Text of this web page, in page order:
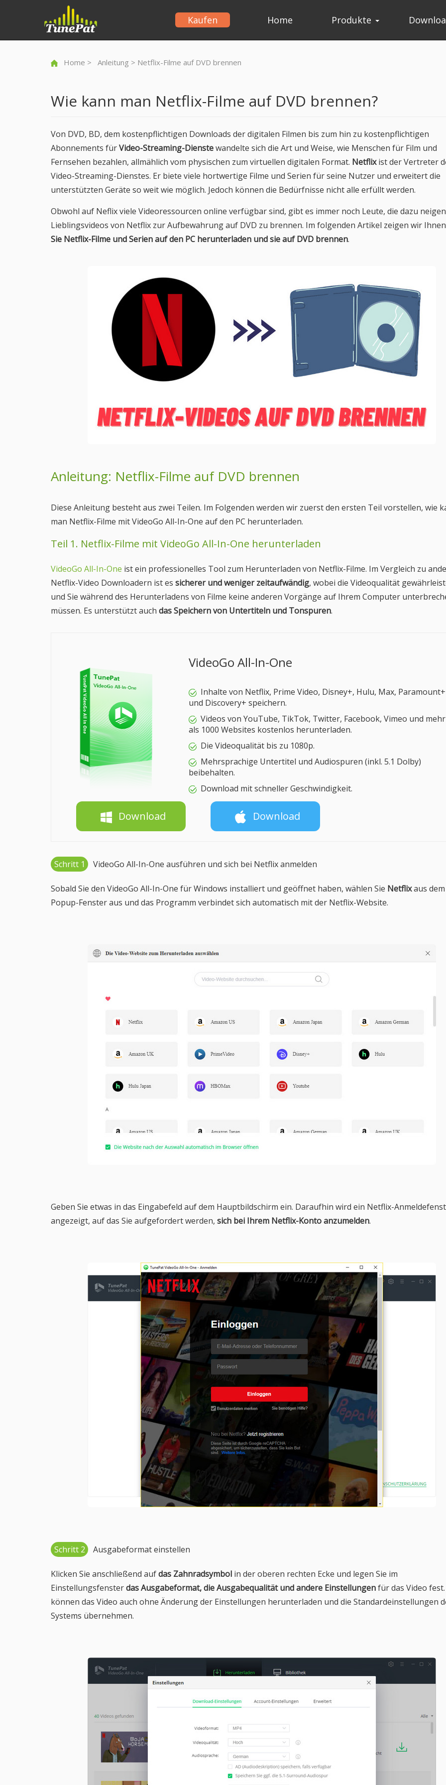
Kaufen Home Produkte
Home > Anleitung > Netflix-Filme auf DVD brennen
Wie kann man Netflix-Filme auf DVD brennen?
Von DVD, BD, dem kostenpflichtigen Downloads der digitalen Filmen bis zum hin zu kostenpflichtigen
Abonnements fürVideo-Streaming-Dienstewandelte sich die Art und Weise, wie Menschen für Film und
Fernsehen bezahlen, allmählich vom physischen zum virtuellen digitalen Format. Netflixist der Vertreter
Video-Streaming-Dienstes. Er biete viele hortwertige Filme und Serien für seine Nutzer und erweitert die
unterstützten Geräte so weit wie möglich. Jedoch können die Bedürfnisse nicht alle erfüllt werden.
Obwohl auf Neflix viele Videoressourcen online verfügbar sind, gibt es immer noch Leute, die dazu
Lieblingsvideos von Netflix zur Aufbewahrung auf DVD zu brennen. Im folgenden Artikel zeigen wir
Sie Netflix-Filme und Serien auf den PC herunterladen und sie auf DVD brennen.
Anleitung: Netflix-Filme auf DVD brennen
Diese Anleitung besteht aus zwei Teilen. Im Folgenden werden wir zuerst den ersten Teil vorstellen, wie
man Netflix-Filme mit VideoGo All-In-One auf den PC herunterladen.
Teil 1. Netflix-Filme mit VideoGo All-In-One herunterladen
VideoGo All-In-One ist ein professionelles Tool zum Herunterladen von Netflix-Filme. Im Vergleich zu
Netflix-Video Downloadern ist es sicherer und weniger zeitaufwändig, wobei die Videoqualität
und Sie während des Herunterladens von Filme keine anderen Vorgänge auf Ihrem Computer
müssen. Es unterstützt auch das Speichern von Untertiteln und Tonspuren.
VideoGo All-In-One
Inhalte von Netflix, Prime Video, Disney+, Hulu, Max, Paramount+
und Discovery+ speichern.
Videos von YouTube, TikTok, Twitter, Facebook, Vimeo und mehr
als 1000 Websites kostenlos herunterladen.
Die Videoqualität bis zu 1080p.
Mehrsprachige Untertitel und Audiospuren (inkl. 5.1 Dolby)
beibehalten.
Download mit schneller Geschwindigkeit.
Download Download
Schritt 1 VideoGo All-In-One ausführen und sich bei Netflix anmelden
Sobald Sie den VideoGo All-In-One für Windows installiert und geöffnet haben, wählen Sie Netflixaus dem
Popup-Fenster aus und das Programm verbindet sich automatisch mit der Netflix-Website.
Geben Sie etwas in das Eingabefeld auf dem Hauptbildschirm ein. Daraufhin wird ein Netflix-
angezeigt, auf das Sie aufgefordert werden, sich bei Ihrem Netflix-Konto anzumelden.
Schritt 2 Ausgabeformat einstellen
Klicken Sie anschließend aufdas Zahnradsymbol in der oberen rechten Ecke und legen Sie im
Einstellungsfensterdas Ausgabeformat, die Ausgabequalität und andere Einstellungenfür das Video fest.
können das Video auch ohne Änderung der Einstellungen herunterladen und die Standardeinstellungen
Systems übernehmen.